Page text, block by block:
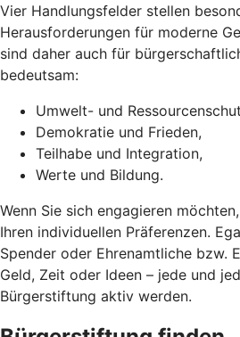
Vier Handlungsfelder stellen
Herausforderungen für moderne
sind daher auch für
bedeutsam:
Umwelt- und
Demokratie und Frieden,
Teilhabe und Integration,
Werte und Bildung.
Wenn Sie sich engagieren
Ihren individuellen Präferenzen.
Spender oder Ehrenamtliche bzw.
Geld, Zeit oder Ideen – jede und
Bürgerstiftung aktiv werden.